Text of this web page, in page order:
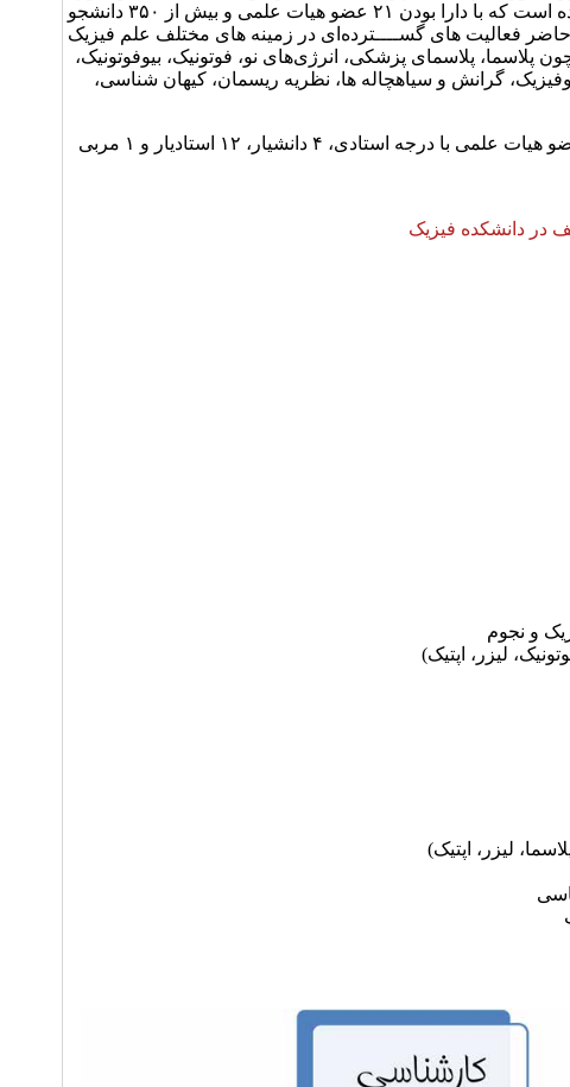
و انرژی‌های بالا تشکیل شده است که با دارا بودن ۲۱ عضو هیات علمی و بیش از ۳۵۰ دانشجو
فعالیت های گســــترده‌ای در زمینه های مختلف علم فیزیک
پلاسمای پزشکی، انرژی‌های نو، فوتونیک، بیوفوتونیک،
گرانش و سیاهچاله ها، نظریه ریسمان، کیهان شناسی،
دانشکده فیزیک دارای ۴ عضو هیات علمی با درجه استادی، ۴ دانشیار، ۱۲ استادیار و ۱ مربی
در دانشکده فیزیک
و نجوم
لیزر، اپتیک)
لیزر، اپتیک)